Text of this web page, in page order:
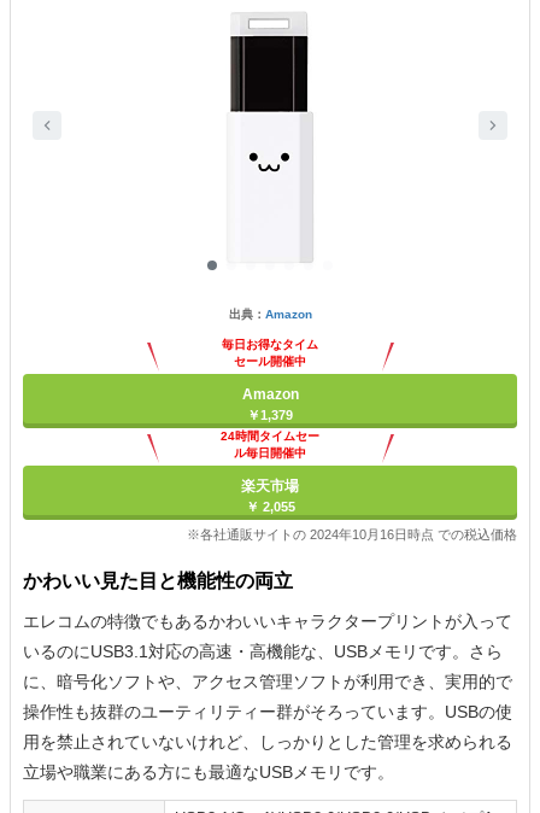
出典： Amazon
毎日お得なタイム
セール開催中
Amazon
￥1,379
24時間タイムセー
ル毎日開催中
楽天市場
￥ 2,055
※各社通販サイトの 2024年10月16日時点 での税込価格
かわいい見た目と機能性の両立
エレコムの特徴でもあるかわいいキャラクタープリントが入って
いるのにUSB3.1対応の高速・高機能な、USBメモリです。さら
に、暗号化ソフトや、アクセス管理ソフトが利用でき、実用的で
操作性も抜群のユーティリティー群がそろっています。USBの使
用を禁止されていないけれど、しっかりとした管理を求められる
立場や職業にある方にも最適なUSBメモリです。